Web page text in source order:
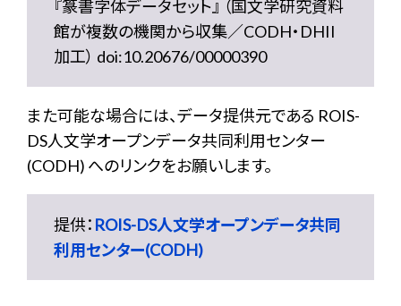
『篆書字体データセット』 （国文学研究資料
館が複数の機関から収集／CODH・DHII
加工） doi:10.20676/00000390
また可能な場合には、データ提供元である ROIS-
DS人文学オープンデータ共同利用センター
(CODH) へのリンクをお願いします。
提供： ROIS-DS人文学オープンデータ共同
利用センター(CODH)